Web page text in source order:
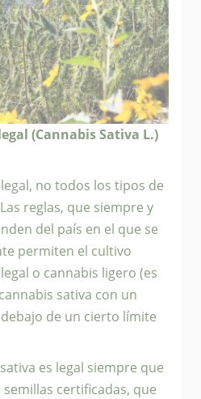
(Cannabis Sativa L.)
no todos los tipos de
reglas, que siempre y
del país en el que se
permiten el cultivo
o cannabis ligero (es
sativa con un
de un cierto límite
es legal siempre que
certificadas, que